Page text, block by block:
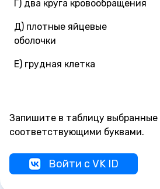
Г) два круга кровообращения
Д) плотные яйцевые
оболочки
Е) грудная клетка
Запишите в таблицу выбранные
соответствующими буквами.
Войти с VK ID